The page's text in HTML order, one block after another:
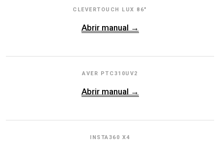
CLEVERTOUCH LUX 86"
Abrir manual →
AVER PTC310UV2
Abrir manual →
INSTA360 X4